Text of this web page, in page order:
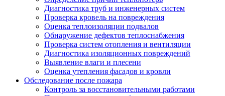
Диагностика труб и инженерных систем
Проверка кровель на повреждения
Оценка теплоизоляции подвалов
Обнаружение дефектов теплоснабжения
Проверка систем отопления и вентиляции
Диагностика изоляционных повреждений
Выявление влаги и плесени
Оценка утепления фасадов и кровли
Обследование после пожара
Контроль за восстановительными работами